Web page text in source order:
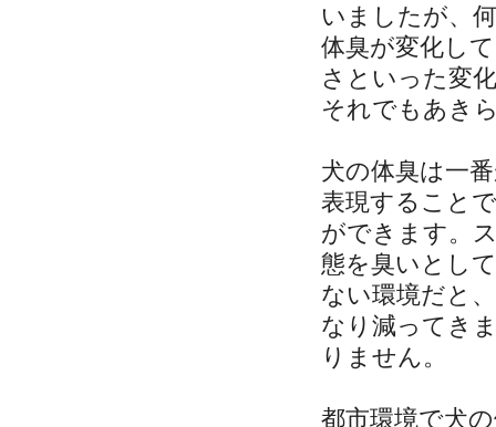
いましたが、
体臭が変化し
さといった変
それでもあき
犬の体臭は一
表現すること
ができます。
態を臭いとし
ない環境だと
なり減ってき
りません。
都市環境で犬